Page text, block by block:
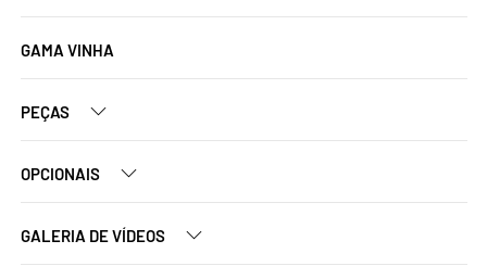
GAMA VINHA
PEÇAS
OPCIONAIS
GALERIA DE VÍDEOS